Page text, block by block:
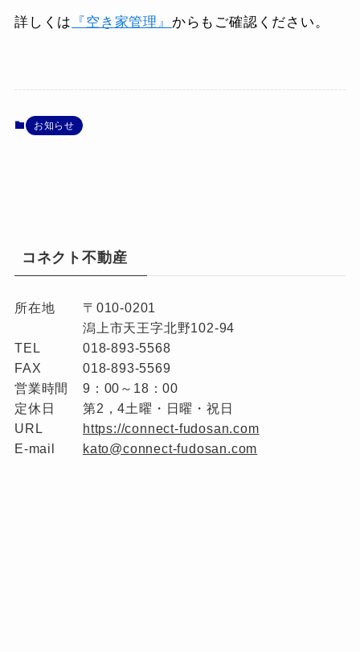
詳しくは 『空き家管理』 からもご確認ください。
お知らせ
コネクト不動産
所在地
〒010-0201
潟上市天王字北野102-94
TEL
018-893-5568
FAX
018-893-5569
営業時間 9：00～18：00
定休日
第2，4土曜・日曜・祝日
URL
https://connect-fudosan.com
E-mail
kato@connect-fudosan.com